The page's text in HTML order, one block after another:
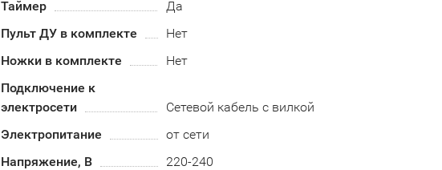
Таймер
Да
Пульт ДУ в комплекте
Нет
Ножки в комплекте
Нет
Подключение к
электросети
Сетевой кабель с вилкой
Электропитание
от сети
Напряжение, В
220-240